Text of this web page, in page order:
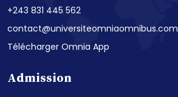
+243 831 445 562
contact@universiteomniaomnibus.com
Télécharger Omnia App
Admission